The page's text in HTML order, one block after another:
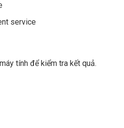
service
tính để kiểm tra kết quả.